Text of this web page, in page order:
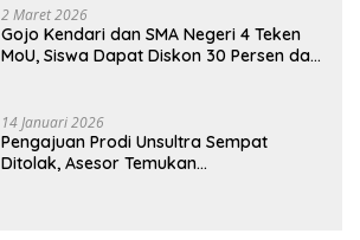
2 Maret 2026
Gojo Kendari dan SMA Negeri 4 Teken
MoU, Siswa Dapat Diskon 30 Persen dan
14 Januari 2026
Pengajuan Prodi Unsultra Sempat
Ditolak, Asesor Temukan